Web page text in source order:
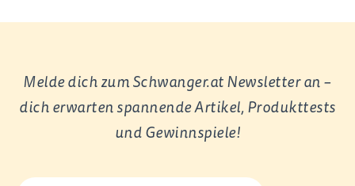
Melde dich zum Schwanger.at Newsletter an –
dich erwarten spannende Artikel, Produkttests
und Gewinnspiele!